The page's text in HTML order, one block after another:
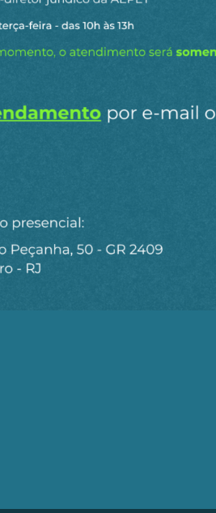
Ao clicar em “Cadastrar” você
botão abaixo para enviar as
uma sociedade sem fins